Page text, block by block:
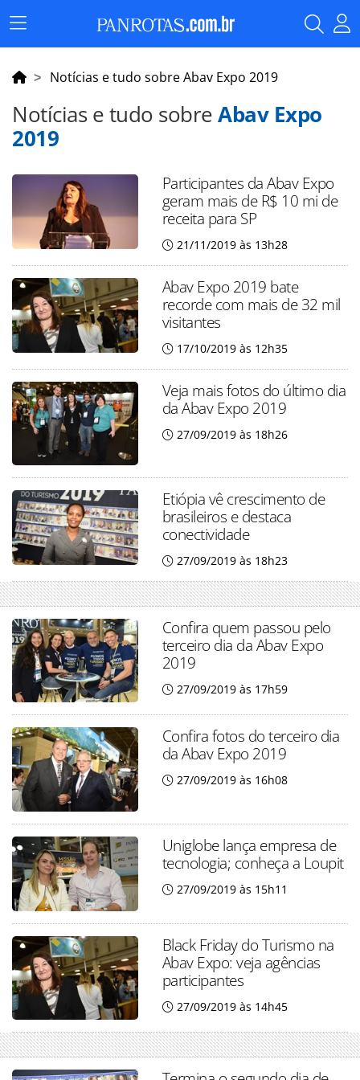
Menu
Principal
Notícias e tudo sobre Abav Expo 2019
Notícias e tudo sobreAbav Expo
2019
Participantes da Abav Expo
geram mais de R$ 10 mi de
receita para SP
21/11/2019 às 13h28
Abav Expo 2019 bate
recorde com mais de 32 mil
visitantes
17/10/2019 às 12h35
Veja mais fotos do último dia
da Abav Expo 2019
27/09/2019 às 18h26
Etiópia vê crescimento de
brasileiros e destaca
conectividade
27/09/2019 às 18h23
Confira quem passou pelo
terceiro dia da Abav Expo
2019
27/09/2019 às 17h59
Confira fotos do terceiro dia
da Abav Expo 2019
27/09/2019 às 16h08
Uniglobe lança empresa de
tecnologia; conheça a Loupit
27/09/2019 às 15h11
Black Friday do Turismo na
Abav Expo: veja agências
participantes
27/09/2019 às 14h45